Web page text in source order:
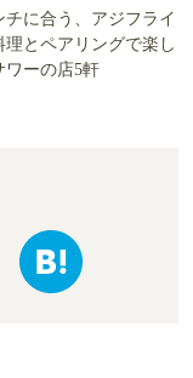
チに合う、アジフライ
理とペアリングで楽し
ワーの店5軒